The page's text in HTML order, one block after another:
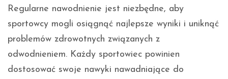
Regularne nawodnienie jest niezbędne, aby
sportowcy mogli osiągnąć najlepsze wyniki i uniknąć
problemów zdrowotnych związanych z
odwodnieniem. Każdy sportowiec powinien
dostosować swoje nawyki nawadniające do